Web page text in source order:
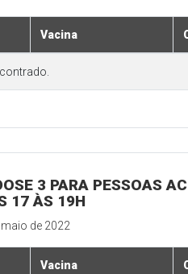
Vacina
3 PARA PESSOAS
17 ÀS 19H
de 2022
Vacina